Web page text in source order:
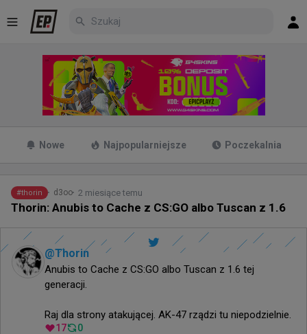
Nowe Najpopularniejsze Poczekalnia
#thorin d3oo 2 miesiące temu
Thorin: Anubis to Cache z CS:GO albo Tuscan z 1.6
@Thorin
Anubis to Cache z CS:GO albo Tuscan z 1.6 tej
generacji.
Raj dla strony atakującej. AK-47 rządzi tu niepodzielnie.
17 0